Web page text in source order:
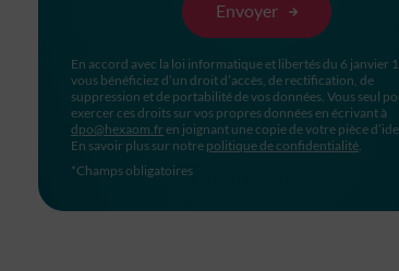
En accord avec la loi informatique et libertés du 6 janvier
vous bénéficiez d’un droit d’accès, de rectification, de
suppression et de portabilité de vos données. Vous seul
exercer ces droits sur vos propres données en écrivant à
dpo@hexaom.fr en joignant une copie de votre pièce
En savoir plus sur notre politique de confidentialité
*Champs obligatoires